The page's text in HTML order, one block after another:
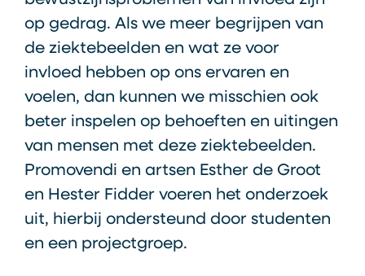
op gedrag. Als we meer begrijpen van
de ziektebeelden en wat ze voor
invloed hebben op ons ervaren en
voelen, dan kunnen we misschien ook
beter inspelen op behoeften en uitingen
van mensen met deze ziektebeelden.
Promovendi en artsen Esther de Groot
en Hester Fidder voeren het onderzoek
uit, hierbij ondersteund door studenten
en een projectgroep.